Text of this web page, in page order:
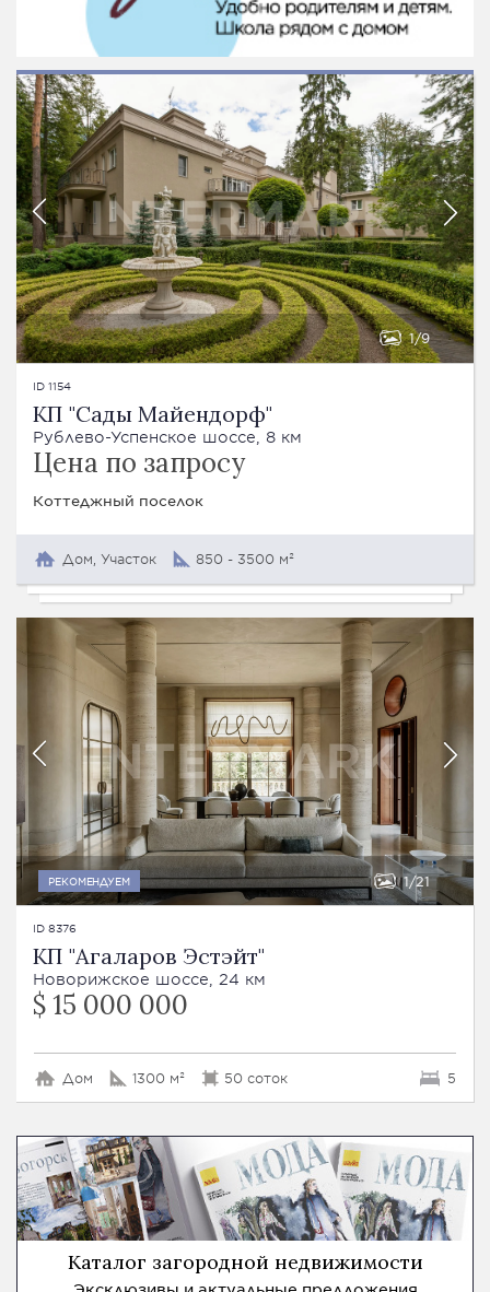
1 9
ID 1154
КП "Сады Майендорф"
Рублево-Успенское шоссе, 8 км
Цена по запросу
Коттеджный поселок
Дом, Участок 850 - 3500 м²
РЕКОМЕНДУЕМ 1 21
ID 8376
КП "Агаларов Эстэйт"
Новорижское шоссе, 24 км
$ 15 000 000
Дом 1300 м² 50 соток 5
Каталог загородной недвижимости